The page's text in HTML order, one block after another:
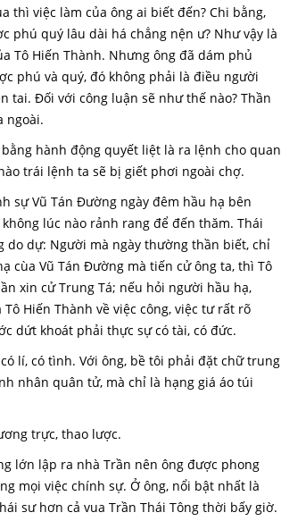
thì việc làm của ông ai biết đến? Chi bằng,
phú quý lâu dài há chẳng nện ư? Như vậy là
Tô Hiến Thành. Nhưng ông đã dám phủ
phú và quý, đó không phải là điều người
tai. Đối với công luận sẽ như thế nào? Thần
ngoài.
hành động quyết liệt là ra lệnh cho quan
trái lệnh ta sẽ bị giết phơi ngoài chợ.
sự Vũ Tán Đường ngày đêm hầu hạ bên
lúc nào rảnh rang để đến thăm. Thái
do dự: Người mà ngày thường thần biết, chỉ
cùa Vũ Tán Đường mà tiến cử ông ta, thì Tô
xin cử Trung Tá; nếu hỏi người hầu hạ,
Hiến Thành về việc công, việc tư rất rõ
dứt khoát phải thực sự có tài, có đức.
lí, có tình. Với ông, bề tôi phải đặt chữ trung
nhân quân tử, mà chỉ là hạng giá áo túi
trực, thao lược.
lớn lập ra nhà Trần nên ông được phong
mọi việc chính sự. Ở ông, nổi bật nhất là
sư hơn cả vua Trần Thái Tông thời bấy giờ.